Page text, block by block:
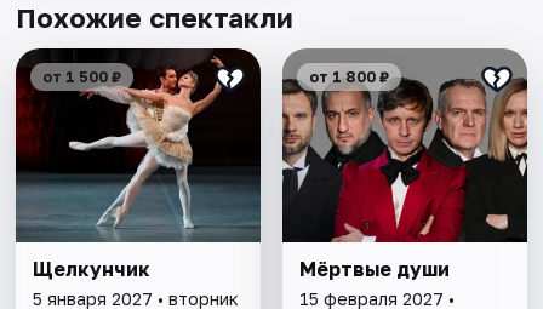
Похожие спектакли
от 1 500 ₽
Щелкунчик
5 января 2027 • вторник
от 1 800 ₽
Мёртвые души
15 февраля 2027 •